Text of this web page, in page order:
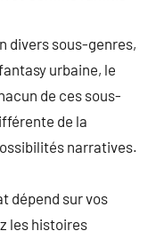
divers sous-genres,
urbaine, le
de ces sous-
de la
narratives.
dépend sur vos
les histoires